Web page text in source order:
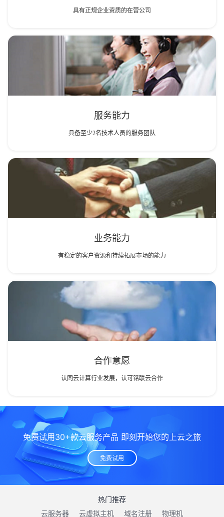
具有正规企业资质的在营公司
服务能力
具备至少2名技术人员的服务团队
业务能力
有稳定的客户资源和持续拓展市场的能力
合作意愿
认同云计算行业发展，认可铭联云合作
免费试用30+款云服务产品 即刻开始您的上云之旅
免费试用
热门推荐
云服务器
云虚拟主机 域名注册 物理机